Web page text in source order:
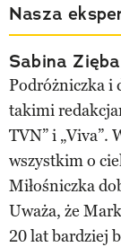
Nasza
Sabina Zięba
Podróżniczka i
takimi
TVN” i „Viva”.
wszystkim o
Miłośniczka
Uważa, że
20 lat bardziej